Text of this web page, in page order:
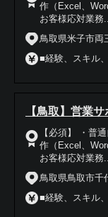
作（Excel、
お客様応対業務
鳥取県米子市両
■経験、スキル
【鳥取】営業
【必須】 ・普
作（Excel、
お客様応対業務
鳥取県鳥取市千
■経験、スキル